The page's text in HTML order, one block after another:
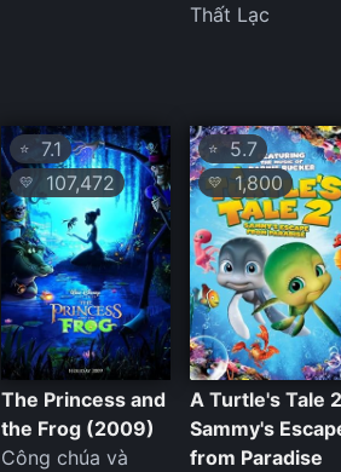
Thất Lạc
⭐ 7.1
💛 107,472
The Princess and
the Frog (2009)
Công chúa và
⭐ 5.7
💛1,800
A Turtle's Tale
Sammy's
from Paradise